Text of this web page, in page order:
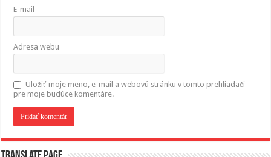
E-mail
Adresa webu
Uložiť moje meno, e-mail a webovú stránku v tomto prehliadači
pre moje budúce komentáre.